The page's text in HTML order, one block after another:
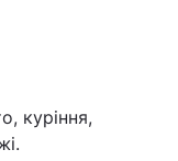
куріння,